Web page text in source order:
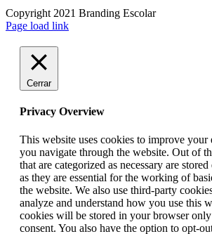
Copyright 2021 Branding Escolar
X
Instagram
LinkedIn
YouTube
Email
Facebook
Page load link
Cerrar
Privacy Overview
This website uses cookies to improve your
you navigate through the website. Out of
that are categorized as necessary are
as they are essential for the working of
the website. We also use third-party
analyze and understand how you use this
cookies will be stored in your browser
consent. You also have the option to opt-